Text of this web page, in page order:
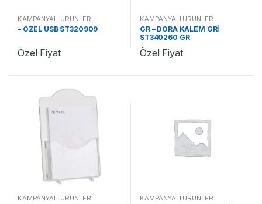
KAMPANYALI ÜRÜNLER
– ÖZEL USB ST320909
Özel Fiyat
KAMPANYALI ÜRÜNLER
GR – DORA KALEM GRİ
ST340260 GR
Özel Fiyat
KAMPANYALI ÜRÜNLER KAMPANYALI ÜRÜNLER